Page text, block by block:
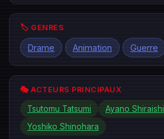
🏷️ GENRES
Drame Animation Guerre
🎭 ACTEURS PRINCIPAUX
Tsutomu Tatsumi
Ayano Shiraishi
Yoshiko Shinohara